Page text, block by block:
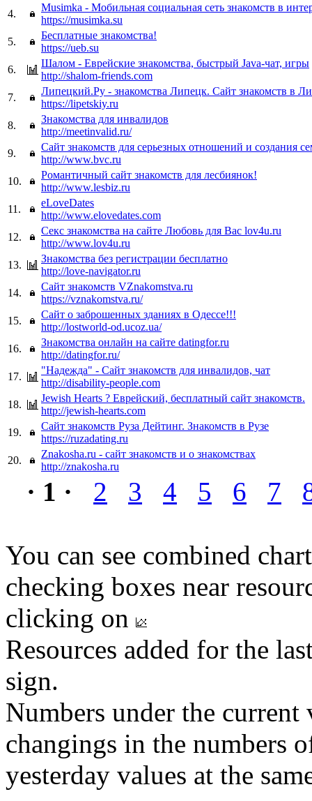
4.
Musimka - Мобильная социальная сеть знакомств в
https://musimka.su
5.
Бесплатные знакомства!
https://ueb.su
6.
Шалом - Еврейские знакомства, быстрый Java-чат, игры
http://shalom-friends.com
7.
Липецкий.Ру - знакомства Липецк. Сайт знакомств в
https://lipetskiy.ru
8.
Знакомства для инвалидов
http://meetinvalid.ru/
9.
Сайт знакомств для серьезных отношений и создания
http://www.bvc.ru
10.
Романтичный сайт знакомств для лесбиянок!
http://www.lesbiz.ru
11.
eLoveDates
http://www.elovedates.com
12.
Секс знакомства на сайте Любовь для Вас lov4u.ru
http://www.lov4u.ru
13.
Знакомства без регистрации бесплатно
http://love-navigator.ru
14.
Сайт знакомств VZnakomstva.ru
https://vznakomstva.ru/
15.
Сайт о заброшенных зданиях в Одессе!!!
http://lostworld-od.ucoz.ua/
16.
Знакомства онлайн на сайте datingfor.ru
http://datingfor.ru/
17.
"Надежда" - Сайт знакомств для инвалидов, чат
http://disability-people.com
18.
Jewish Hearts ? Еврейский, бесплатный сайт знакомств.
http://jewish-hearts.com
19.
Сайт знакомств Руза Дейтинг. Знакомств в Рузе
https://ruzadating.ru
20.
Znakosha.ru - сайт знакомств и о знакомствах
http://znakosha.ru
· 1 · 2 3 4 5 6 7
You can see combined
checking boxes near
clicking on
Resources added for the
sign.
Numbers under the
changings in the numbers
yesterday values at the